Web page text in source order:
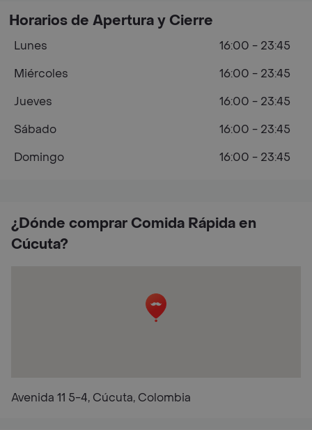
¿Dónde comprar Comida Rápida en
Cúcuta?
Avenida 11 5-4, Cúcuta, Colombia
Horarios de Apertura y Cierre
Lunes
16:00 - 23:45
Miércoles
16:00 - 23:45
Jueves
16:00 - 23:45
Sábado
16:00 - 23:45
Domingo
16:00 - 23:45